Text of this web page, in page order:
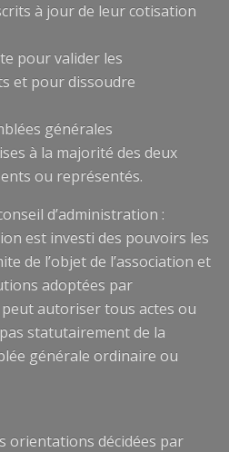
à jour de leur cotisation
pour valider les
et pour dissoudre
générales
à la majorité des deux
ou représentés.
d’administration :
est investi des pouvoirs les
de l’objet de l’association et
adoptées par
peut autoriser tous actes ou
statutairement de la
générale ordinaire ou
orientations décidées par